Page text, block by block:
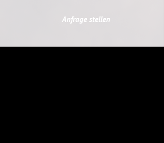
Anfrage stellen